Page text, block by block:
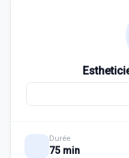
Durée
75 min